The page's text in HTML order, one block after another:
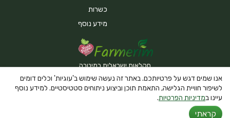
כשרות
מידע נוסף
חקלאות ישראלית במיטבה
Powered By Farmerim
אנו שמים דגש על פרטיותכם. באתר זה נעשה שימוש ב'עוגיות' וכלים דומים
לשיפור חוויית הגלישה, התאמת תוכן וביצוע ניתוחים סטטיסטיים. למידע נוסף
עיינו במדיניות הפרטיות.
קראתי